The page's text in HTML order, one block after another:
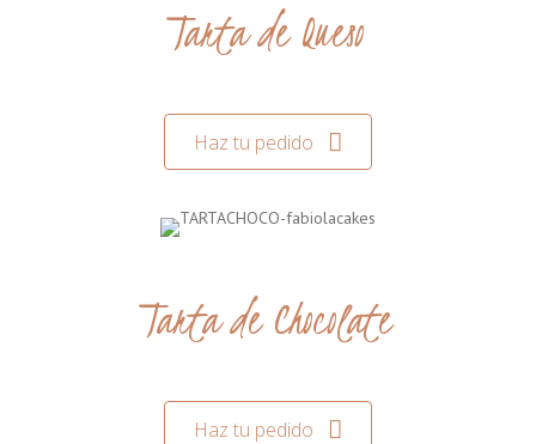
Tarta de Queso
Haz tu pedido
Tarta de Chocolate
Haz tu pedido